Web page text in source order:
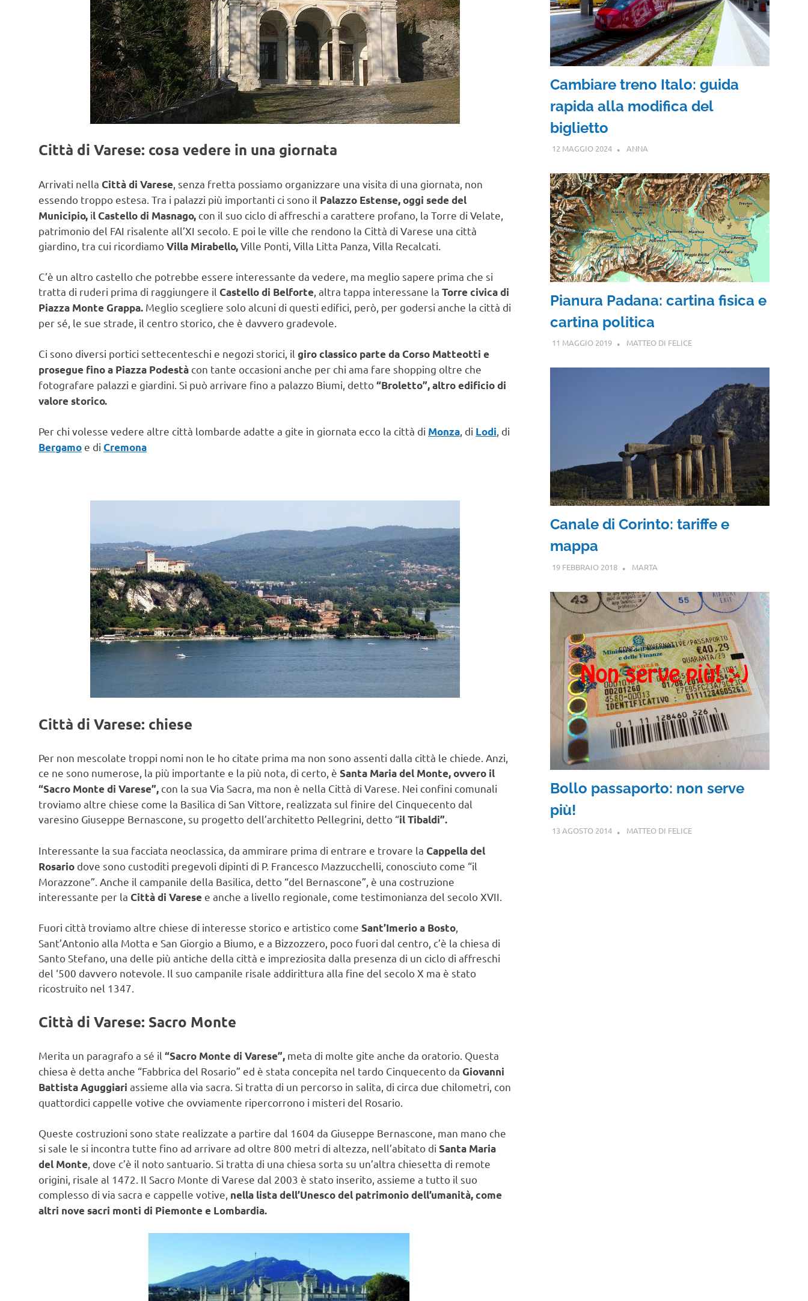
Città di Varese: cosa vedere in una giornata
Arrivati nella Città di Varese , senza fretta possiamo organizzare una visita di una giornata, non
essendo troppo estesa. Tra i palazzi più importanti ci sono il Palazzo Estense, oggi sede del
Municipio, il Castello di Masnago, con il suo ciclo di affreschi a carattere profano, la Torre di Velate,
patrimonio del FAI risalente all’XI secolo. E poi le ville che rendono la Città di Varese una città
giardino, tra cui ricordiamoVilla Mirabello,Ville Ponti, Villa Litta Panza, Villa Recalcati.
C’è un altro castello che potrebbe essere interessante da vedere, ma meglio sapere prima che si
tratta di ruderi prima di raggiungere il Castello di Belforte, altra tappa interessane la Torre civica di
Piazza Monte Grappa. Meglio scegliere solo alcuni di questi edifici, però, per godersi anche la città di
per sé, le sue strade, il centro storico, che è davvero gradevole.
Ci sono diversi portici settecenteschi e negozi storici, il giro classico parte da Corso Matteotti e
prosegue fino a Piazza Podestà con tante occasioni anche per chi ama fare shopping oltre che
fotografare palazzi e giardini. Si può arrivare fino a palazzo Biumi, detto“Broletto”, altro edificio di
valore storico.
Per chi volesse vedere altre città lombarde adatte a gite in giornata ecco la città di Monza, di Lodi, di
Bergamo e di Cremona
Città di Varese: chiese
Per non mescolate troppi nomi non le ho citate prima ma non sono assenti dalla città le chiede. Anzi,
ce ne sono numerose, la più importante e la più nota, di certo, è Santa Maria del Monte, ovvero il
“Sacro Monte di Varese”, con la sua Via Sacra, ma non è nella Città di Varese. Nei confini comunali
troviamo altre chiese come la Basilica di San Vittore, realizzata sul finire del Cinquecento dal
varesino Giuseppe Bernascone, su progetto dell’architetto Pellegrini, detto “il Tibaldi”.
Interessante la sua facciata neoclassica, da ammirare prima di entrare e trovare la Cappella del
Rosario dove sono custoditi pregevoli dipinti di P. Francesco Mazzucchelli, conosciuto come “il
Morazzone”. Anche il campanile della Basilica, detto “del Bernascone”, è una costruzione
interessante per la Città di Varese e anche a livello regionale, come testimonianza del secolo XVII.
Fuori città troviamo altre chiese di interesse storico e artistico come Sant’Imerio a Bosto,
Sant’Antonio alla Motta e San Giorgio a Biumo, e a Bizzozzero, poco fuori dal centro, c’è la chiesa di
Santo Stefano, una delle più antiche della città e impreziosita dalla presenza di un ciclo di affreschi
del ‘500 davvero notevole. Il suo campanile risale addirittura alla fine del secolo X ma è stato
ricostruito nel 1347.
Città di Varese: Sacro Monte
Merita un paragrafo a sé il “Sacro Monte di Varese”, meta di molte gite anche da oratorio. Questa
chiesa è detta anche “Fabbrica del Rosario” ed è stata concepita nel tardo Cinquecento da Giovanni
Battista Aguggiari assieme alla via sacra. Si tratta di un percorso in salita, di circa due chilometri, con
quattordici cappelle votive che ovviamente ripercorrono i misteri del Rosario.
Queste costruzioni sono state realizzate a partire dal 1604 da Giuseppe Bernascone, man mano che
si sale le si incontra tutte fino ad arrivare ad oltre 800 metri di altezza, nell’abitato di Santa Maria
del Monte , dove c’è il noto santuario. Si tratta di una chiesa sorta su un’altra chiesetta di remote
origini, risale al 1472. Il Sacro Monte di Varese dal 2003 è stato inserito, assieme a tutto il suo
complesso di via sacra e cappelle votive, nella lista dell’Unesco del patrimonio dell’umanità, come
altri nove sacri monti di Piemonte e Lombardia.
Cambiare treno Italo: guida
rapida alla modifica del
biglietto
12 MAGGIO 2024 ANNA
Pianura Padana: cartina fisica e
cartina politica
11 MAGGIO 2019 MATTEO DI FELICE
Canale di Corinto: tariffe e
mappa
19 FEBBRAIO 2018 MARTA
Bollo passaporto: non serve
più!
13 AGOSTO 2014 MATTEO DI FELICE